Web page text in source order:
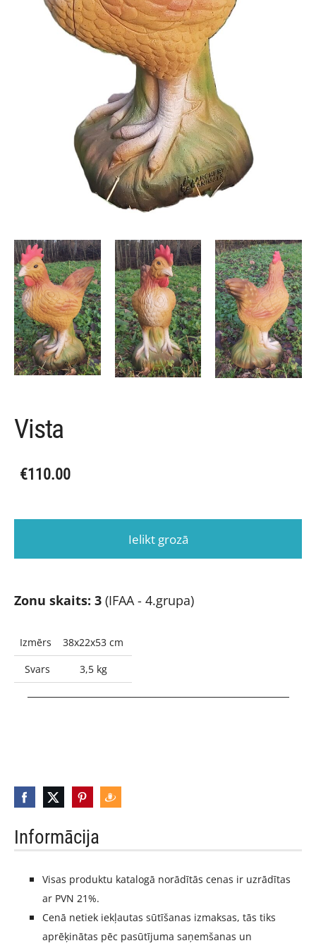
Informācija
Visas produktu katalogā norādītās cenas ir uzrādītas
ar PVN 21%.
Cenā netiek iekļautas sūtīšanas izmaksas, tās tiks
aprēķinātas pēc pasūtījuma saņemšanas un
Vista
€110.00
Ielikt grozā
Zonu skaits: 3 (IFAA - 4.grupa)
Izmērs
38x22x53 cm
Svars
3,5 kg